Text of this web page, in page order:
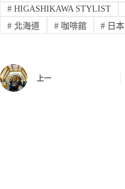
#HIGASHIKAWA STYLIST
#北海道 #咖啡館 # 日本
上一